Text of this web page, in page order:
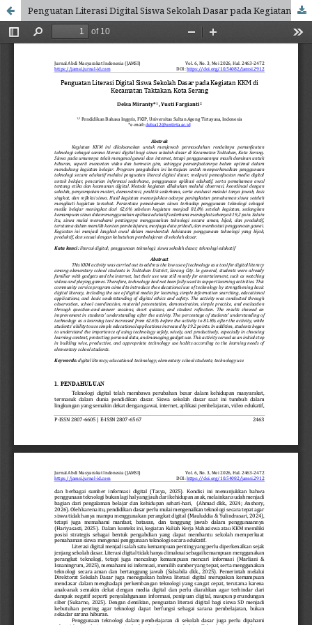
Penguatan Literasi Digital Siswa Sekolah Dasar pada Kegiatan KKM di Kecamatan Taktakan, Kota Serang